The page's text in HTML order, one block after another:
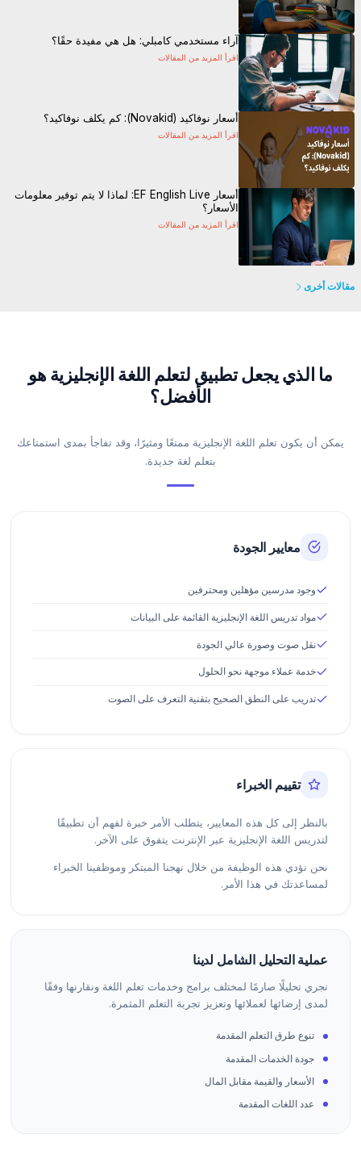
آراء مستخدمي كامبلي: هل هي مفيدة حقًا؟
اقرأ المزيد من المقالات
أسعار نوفاكيد (Novakid): كم يكلف نوفاكيد؟
اقرأ المزيد من المقالات
أسعار EF English Live: لماذا لا يتم توفير معلومات
الأسعار؟
اقرأ المزيد من المقالات
مقالات أخرى
ما الذي يجعل تطبيق لتعلم اللغة الإنجليزية هو
الأفضل؟
يمكن أن يكون تعلم اللغة الإنجليزية ممتعًا ومثيرًا، وقد تفاجأ بمدى استمتاعك
بتعلم لغة جديدة.
معايير الجودة
وجود مدرسين مؤهلين ومحترفين
مواد تدريس اللغة الإنجليزية القائمة على البيانات
نقل صوت وصورة عالي الجودة
خدمة عملاء موجهة نحو الحلول
تدريب على النطق الصحيح بتقنية التعرف على الصوت
تقييم الخبراء
بالنظر إلى كل هذه المعايير، يتطلب الأمر خبرة لفهم أن تطبيقًا
لتدريس اللغة الإنجليزية عبر الإنترنت يتفوق على الآخر.
نحن نؤدي هذه الوظيفة من خلال نهجنا المبتكر وموظفينا الخبراء
لمساعدتك في هذا الأمر.
عملية التحليل الشامل لدينا
نجري تحليلًا صارمًا لمختلف برامج وخدمات تعلم اللغة ونقارنها وفقًا
لمدى إرضائها لعملائها وتعزيز تجربة التعلم المثمرة.
تنوع طرق التعلم المقدمة
جودة الخدمات المقدمة
الأسعار والقيمة مقابل المال
عدد اللغات المقدمة